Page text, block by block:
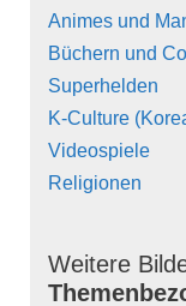
Animes und
Büchern und
Superhelden
K-Culture
Videospiele
Religionen
Weitere